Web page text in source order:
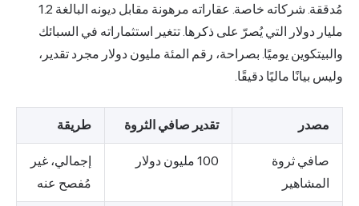
مُدققة. شركاته خاصة. عقاراته مرهونة مقابل ديونه البالغة 1.2
مليار دولار التي يُصرّ على ذكرها. تتغير استثماراته في السبائك
والبيتكوين يوميًا. بصراحة، رقم المئة مليون دولار مجرد تقدير،
وليس بيانًا ماليًا دقيقًا.
مصدر تقدير صافي الثروة طريقة
صافي ثروة
المشاهير
100 مليون دولار
إجمالي، غير
مُفصح عنه